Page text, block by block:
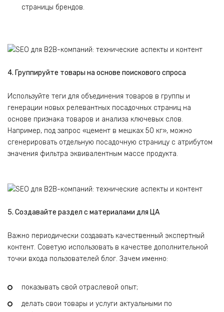
страницы брендов.
4. Группируйте товары на основе поискового спроса
Используйте теги для объединения товаров в группы и
генерации новых релевантных посадочных страниц на
основе признака товаров и анализа ключевых слов.
Например, под запрос «цемент в мешках 50 кг», можно
сгенерировать отдельную посадочную страницу с атрибутом
значения фильтра эквивалентным массе продукта.
5. Создавайте раздел с материалами для ЦА
Важно периодически создавать качественный экспертный
контент. Советую использовать в качестве дополнительной
точки входа пользователей блог. Зачем именно:
показывать свой отраслевой опыт;
делать свои товары и услуги актуальными по